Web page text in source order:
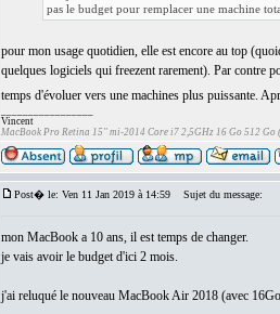
pas le budget pour remplacer une machine
pour mon usage quotidien, elle est encore au top
quelques logiciels qui freezent rarement). Par contre
temps d'évoluer vers une machines plus puissante.
Vincent
MacBook Pro Retina 15" mi-2014 Core i7 2,5GHz 16 Go 512 Go
Post� le: Ven 11 Jan 2019 à 14:59 Sujet du message:
mon MacBook a 10 ans, il est temps de changer.
je vais avoir le budget d'ici 2 mois.
j'ai reluqué le nouveau MacBook Air 2018 (avec